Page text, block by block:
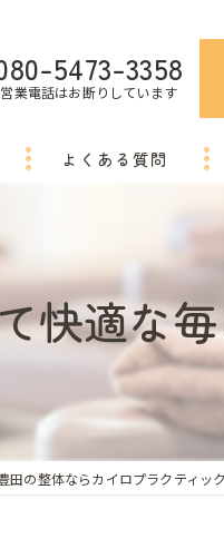
5473-3358
営業電話はお断りしています
よくある質問
快適な
田の整体ならカイロプラクティッ